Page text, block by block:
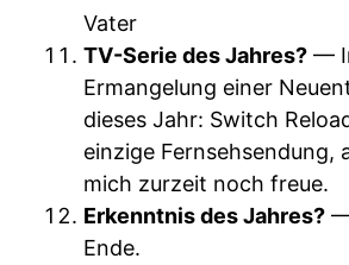
Vater
TV-Serie des Jahres? —
Ermangelung einer
dieses Jahr: Switch
einzige Fernsehsendung,
mich zurzeit noch freue.
Erkenntnis des Jahres? —
Ende.